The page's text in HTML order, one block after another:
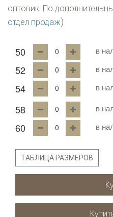
оптовик. По
отдел продаж)
50 в
52 в
54 в
58 в
60 в
ТАБЛИЦА РАЗМЕРОВ